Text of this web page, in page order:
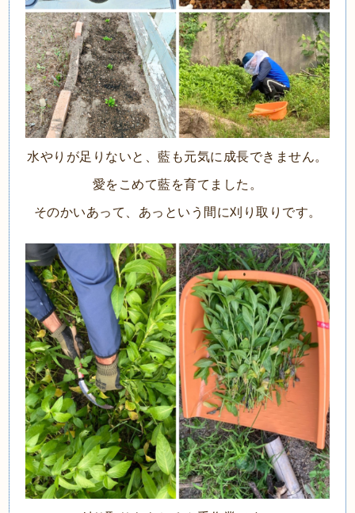
水やりが足りないと、藍も元気に成長できません。
愛をこめて藍を育てました。
そのかいあって、あっという間に刈り取りです。